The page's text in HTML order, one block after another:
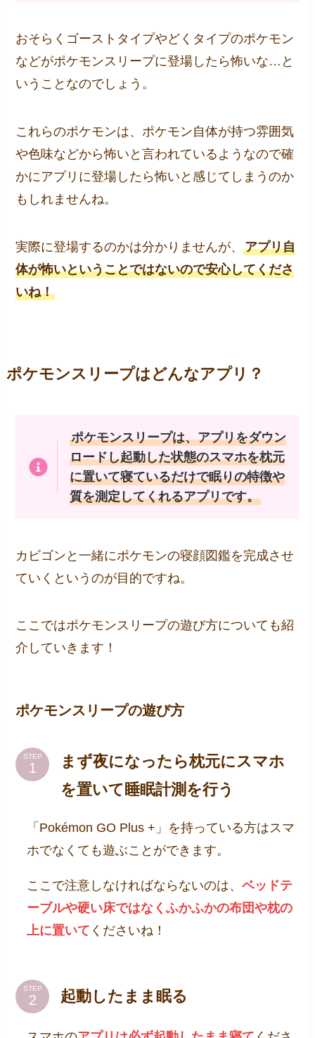
おそらくゴーストタイプやどくタイプのポケモン
などがポケモンスリープに登場したら怖いな…と
いうことなのでしょう。
これらのポケモンは、ポケモン自体が持つ雰囲気
や色味などから怖いと言われているようなので確
かにアプリに登場したら怖いと感じてしまうのか
もしれませんね。
実際に登場するのかは分かりませんが、アプリ自
体が怖いということではないので安心してくださ
いね！
ポケモンスリープはどんなアプリ？
ポケモンスリープは、アプリをダウン
ロードし起動した状態のスマホを枕元
に置いて寝ているだけで眠りの特徴や
質を測定してくれるアプリです。
カビゴンと一緒にポケモンの寝顔図鑑を完成させ
ていくというのが目的ですね。
ここではポケモンスリープの遊び方についても紹
介していきます！
ポケモンスリープの遊び方
STEP
まず夜になったら枕元にスマホ
を置いて睡眠計測を行う
「Pokémon GO Plus +」を持っている方はスマ
ホでなくても遊ぶことができます。
ここで注意しなければならないのは、ベッドテ
ーブルや硬い床ではなくふかふかの布団や枕の
上に置いて くださいね！
STEP 起動したまま眠る